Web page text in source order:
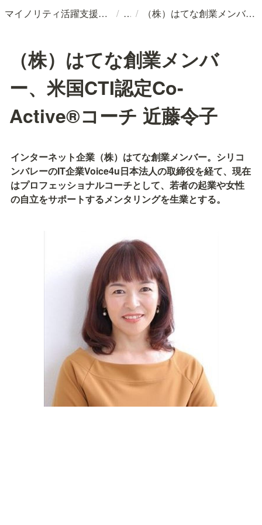
マイノリティ活躍支援サービス / / （株）はてな創業メンバー、米国CTI認定Co-Active®︎コーチ 近藤令子
（株）はてな創業メンバ
ー、米国CTI認定Co-
Active®︎コーチ 近藤令子
インターネット企業（株）はてな創業メンバー。シリコ
ンバレーのIT企業Voice4u日本法人の取締役を経て、現在
はプロフェッショナルコーチとして、若者の起業や女性
の自立をサポートするメンタリングを生業とする。